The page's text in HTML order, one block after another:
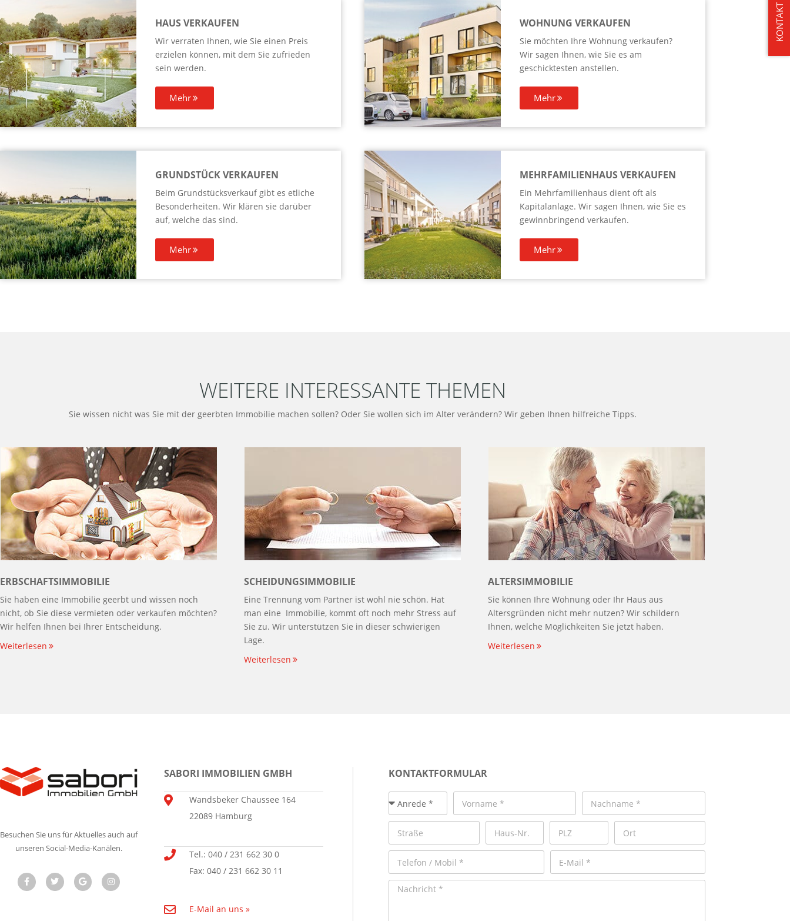
KONTAKT
HAUS VERKAUFEN
Wir verraten Ihnen, wie Sie einen Preis
erzielen können, mit dem Sie zufrieden
sein werden.
Mehr
WOHNUNG VERKAUFEN
Sie möchten Ihre Wohnung verkaufen?
Wir sagen Ihnen, wie Sie es am
geschicktesten anstellen.
Mehr
GRUNDSTÜCK VERKAUFEN
Beim Grundstücksverkauf gibt es etliche
Besonderheiten. Wir klären sie darüber
auf, welche das sind.
Mehr
MEHRFAMILIENHAUS VERKAUFEN
Ein Mehrfamilienhaus dient oft als
Kapitalanlage. Wir sagen Ihnen, wie Sie es
gewinnbringend verkaufen.
Mehr
WEITERE INTERESSANTE THEMEN
Sie wissen nicht was Sie mit der geerbten Immobilie machen sollen? Oder Sie wollen sich im Alter verändern? Wir geben Ihnen hilfreiche Tipps.
ERBSCHAFTSIMMOBILIE
Sie haben eine Immobilie geerbt und wissen noch
nicht, ob Sie diese vermieten oder verkaufen möchten?
Wir helfen Ihnen bei Ihrer Entscheidung.
Weiterlesen
SCHEIDUNGSIMMOBILIE
Eine Trennung vom Partner ist wohl nie schön. Hat
man eine Immobilie, kommt oft noch mehr Stress auf
Sie zu. Wir unterstützen Sie in dieser schwierigen
Lage.
Weiterlesen
ALTERSIMMOBILIE
Sie können Ihre Wohnung oder Ihr Haus aus
Altersgründen nicht mehr nutzen? Wir schildern
Ihnen, welche Möglichkeiten Sie jetzt haben.
Weiterlesen
Besuchen Sie uns für Aktuelles auch auf
unseren Social-Media-Kanälen.
SABORI IMMOBILIEN GMBH
Wandsbeker Chaussee 164
22089 Hamburg
Tel.: 040 / 231 662 30 0
Fax: 040 / 231 662 30 11
E-Mail an uns »
KONTAKTFORMULAR